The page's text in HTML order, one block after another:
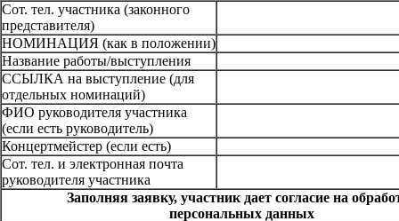
Сот. тел. участника (законного
представителя)
НОМИНАЦИЯ (как в положении)
Название работы/выступления
ССЫЛКА на выступление (для
отдельных номинаций)
ФИО руководителя участника
(если есть руководитель)
Концертмейстер (если есть)
Сот. тел. и электронная почта
руководителя участника
Заполняя заявку, участник дает согласие на
персональных данных